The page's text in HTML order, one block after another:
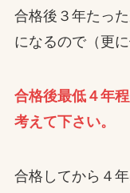
合格後３年たっ
になるので（更
合格後最低４年
考えて下さい。
合格してから４